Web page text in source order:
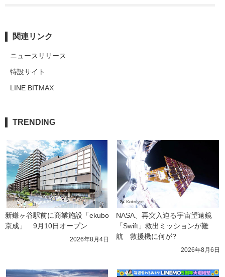
関連リンク
ニュースリリース
特設サイト
LINE BITMAX
TRENDING
新鎌ヶ谷駅前に商業施設「ekubo
京成」　9月10日オープン
2026年8月4日
NASA、再突入迫る宇宙望遠鏡
「Swift」救出ミッションが難
航　救援機に何が?
2026年8月6日